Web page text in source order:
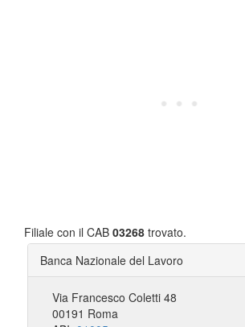
Filiale con il CAB 03268 trovato.
Banca Nazionale del Lavoro
Via Francesco Coletti 48
00191 Roma